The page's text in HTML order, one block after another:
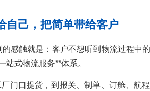
自己，把简单带给客户
感触就是：客户不想听到物流过程
式物流服务**体系。
门口提货，到报关、制单、订舱、航